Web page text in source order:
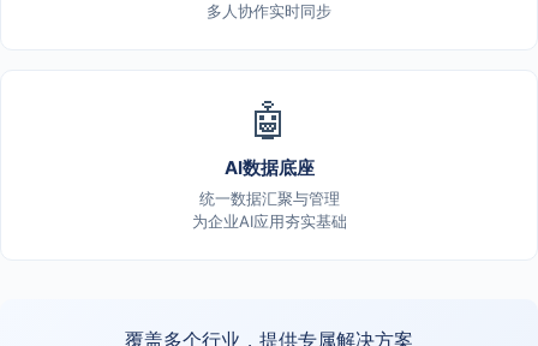
多人协作实时同步
🤖
AI数据底座
统一数据汇聚与管理
为企业AI应用夯实基础
覆盖多个行业，提供专属解决方案